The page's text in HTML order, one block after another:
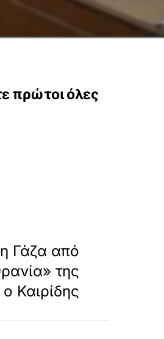
πρώτοι όλες
prodosia-kai-ta-
Γάζα από
της
Καιρίδης